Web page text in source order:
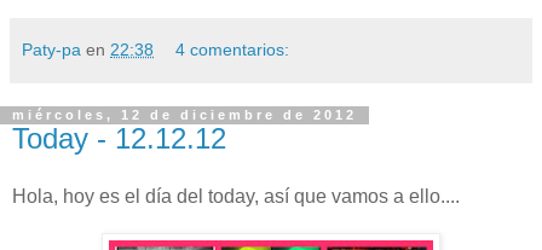
Paty-pa en 22:38 4 comentarios:
miércoles, 12 de diciembre de 2012
Today - 12.12.12
Hola, hoy es el día del today, así que vamos a ello....